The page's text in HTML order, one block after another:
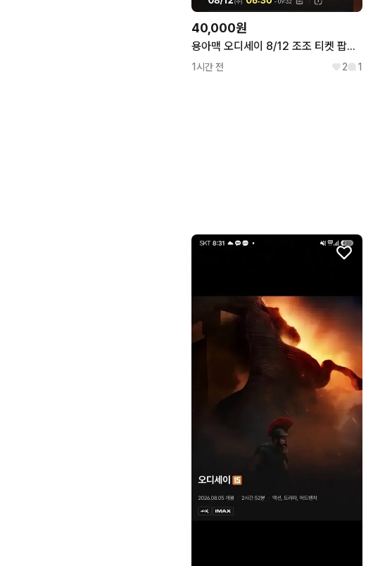
40,000원
용아맥 오디세이 8/12 조조 티켓 팝니다
1시간 전 2 1